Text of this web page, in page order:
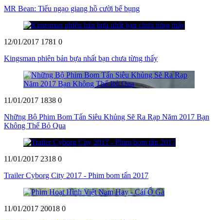
MR Bean: Tiếu ngạo giang hồ cười bể bụng
12/01/2017 1781 0
Kingsman phiên bản bựa nhất bạn chưa từng thấy
11/01/2017 1838 0
Những Bộ Phim Bom Tấn Siêu Khủng Sẽ Ra Rạp Năm 2017 Bạn
Không Thể Bỏ Qua
11/01/2017 2318 0
Trailer Cyborg City 2017 - Phim bom tấn 2017
11/01/2017 20018 0